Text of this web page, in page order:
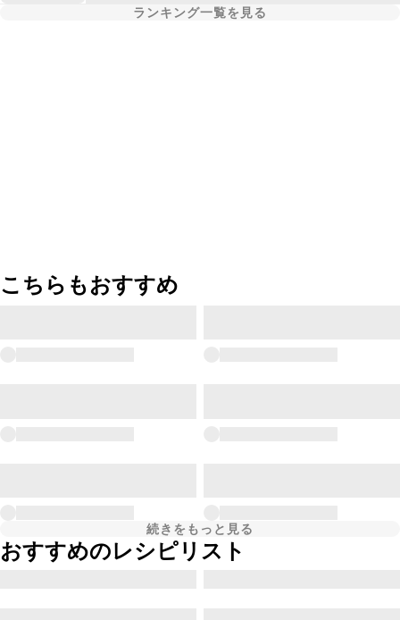
ランキング一覧を見る
こちらもおすすめ
続きをもっと見る
おすすめのレシピリスト